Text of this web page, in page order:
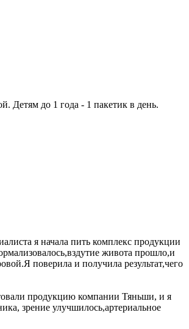
Детям до 1 года - 1 пакетик в день.
я начала пить комплекс продукции
живота прошло,и
поверила и получила результат,чего
продукцию компании Тяньши, и я
зрение улучшилось,артериальное